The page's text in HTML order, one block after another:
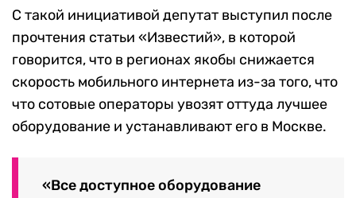
С такой инициативой депутат выступил после
прочтения статьи «Известий», в которой
говорится, что в регионах якобы снижается
скорость мобильного интернета из-за того, что
что сотовые операторы увозят оттуда лучшее
оборудование и устанавливают его в Москве.
«Все доступное оборудование